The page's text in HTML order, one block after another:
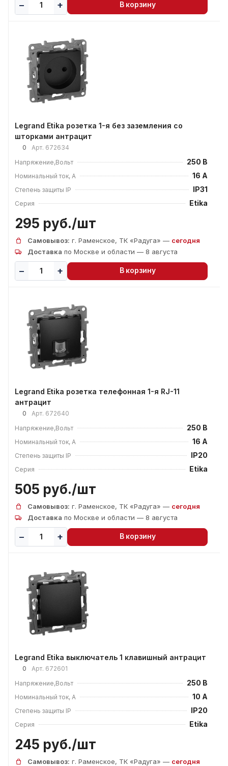
В корзину
Legrand Etika розетка 1-я без заземления со
шторками антрацит
0 Арт. 672634
Напряжение,Вольт
250 В
Номинальный ток, А 16 А
Степень защиты IP IP31
Серия Etika
295 руб./шт
Самовывоз: г. Раменское, ТК «Радуга» — сегодня
Доставка по Москве и области — 8 августа
В корзину
Legrand Etika розетка телефонная 1-я RJ-11
антрацит
0 Арт. 672640
Напряжение,Вольт
250 В
Номинальный ток, А 16 А
Степень защиты IP IP20
Серия Etika
505 руб./шт
Самовывоз: г. Раменское, ТК «Радуга» — сегодня
Доставка по Москве и области — 8 августа
В корзину
Legrand Etika выключатель 1 клавишный антрацит
0 Арт. 672601
Напряжение,Вольт
250 В
Номинальный ток, А 10 А
Степень защиты IP IP20
Серия Etika
245 руб./шт
Самовывоз: г. Раменское, ТК «Радуга» — сегодня